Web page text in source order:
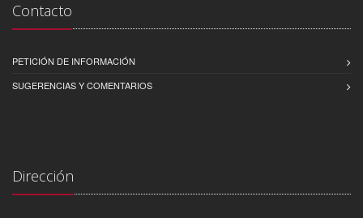
Contacto
PETICIÓN DE INFORMACIÓN
SUGERENCIAS Y COMENTARIOS
Dirección